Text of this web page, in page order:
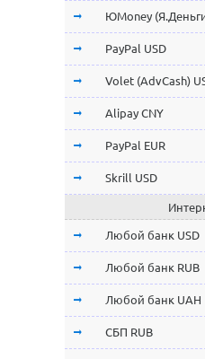
EOS
NEO
ChainLink LINK
Qtum
Iota MIOTA
Waves
Zcash ZEC
Ontology ONT
0x ZRX
VeChain VET
ЮMoney
PayPal USD
Volet (AdvCash)
Alipay CNY
PayPal EUR
Skrill USD
Volet (AdvCash)
Volet (AdvCash)
Volet (AdvCash)
ePayments USD
Любой банк USD
Любой банк RUB
Любой банк UAH
СБП RUB